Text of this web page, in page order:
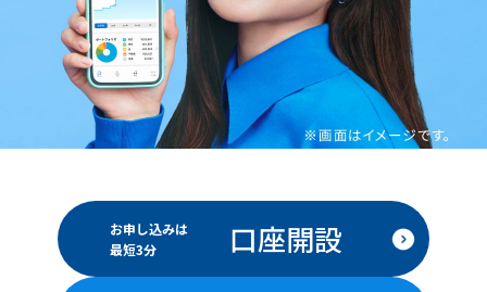
お申し込みは
最短3分
口座開設